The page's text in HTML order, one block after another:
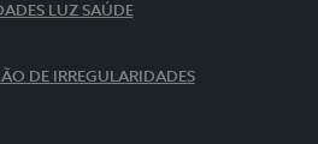
LUZ SAÚDE
DE IRREGULARIDADES